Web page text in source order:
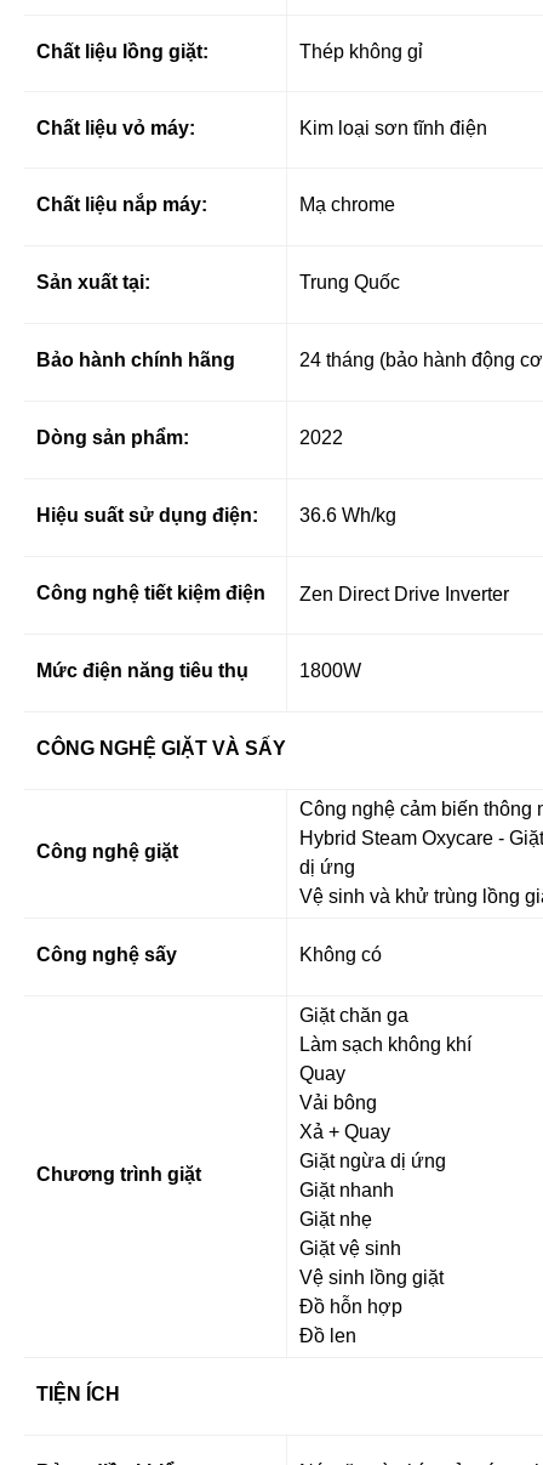
Chất liệu lồng giặt: Thép không gỉ
Chất liệu vỏ máy: Kim loại sơn tĩnh điện
Chất liệu nắp máy: Mạ chrome
Sản xuất tại: Trung Quốc
Bảo hành chính hãng 24 tháng (bảo hành động
Dòng sản phẩm: 2022
Hiệu suất sử dụng điện: 36.6 Wh/kg
Công nghệ tiết kiệm điện Zen Direct Drive Inverter
Mức điện năng tiêu thụ 1800W
CÔNG NGHỆ GIẶT VÀ SẤY
Công nghệ giặt
Công nghệ cảm biến thông
Hybrid Steam Oxycare -
dị ứng
Vệ sinh và khử trùng lồng
Công nghệ sấy Không có
Chương trình giặt
Giặt chăn ga
Làm sạch không khí
Quay
Vải bông
Xả + Quay
Giặt ngừa dị ứng
Giặt nhanh
Giặt nhẹ
Giặt vệ sinh
Vệ sinh lồng giặt
Đồ hỗn hợp
Đồ len
TIỆN ÍCH